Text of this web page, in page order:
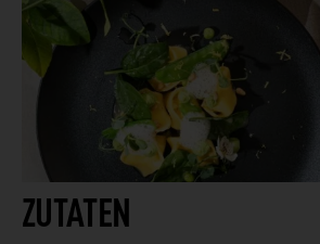
ZUTATEN